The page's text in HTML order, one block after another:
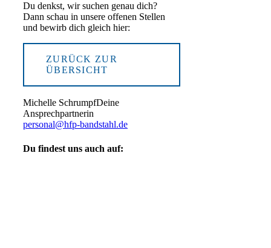
Du denkst, wir suchen genau dich?
Dann schau in unsere offenen Stellen
und bewirb dich gleich hier:
ZURÜCK ZUR
ÜBERSICHT
Michelle SchrumpfDeine
Ansprechpartnerin
personal@hfp-bandstahl.de
Du findest uns auch auf: